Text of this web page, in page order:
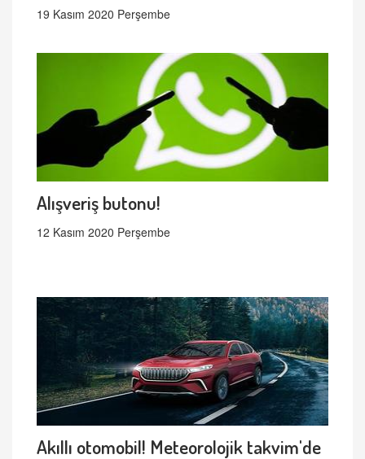
19 Kasım 2020 Perşembe
Alışveriş butonu!
12 Kasım 2020 Perşembe
Akıllı otomobil! Meteorolojik takvim'de